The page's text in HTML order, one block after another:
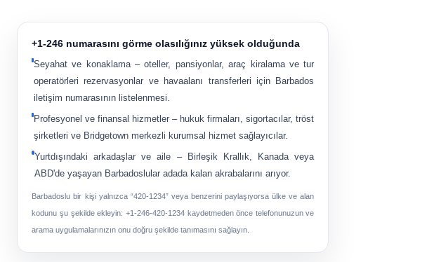
+1-246 numarasını görme olasılığınız yüksek olduğunda
Seyahat ve konaklama– oteller, pansiyonlar, araç kiralama ve tur
operatörleri rezervasyonlar ve havaalanı transferleri için Barbados
iletişim numarasının listelenmesi.
Profesyonel ve finansal hizmetler – hukuk firmaları, sigortacılar, tröst
şirketleri ve Bridgetown merkezli kurumsal hizmet sağlayıcılar.
Yurtdışındaki arkadaşlar ve aile – Birleşik Krallık, Kanada veya
ABD'de yaşayan Barbadoslular adada kalan akrabalarını arıyor.
Barbadoslu bir kişi yalnızca “420-1234” veya benzerini paylaşıyorsa ülke ve alan
kodunu şu şekilde ekleyin: +1-246-420-1234kaydetmeden önce telefonunuzun ve
arama uygulamalarınızın onu doğru şekilde tanımasını sağlayın.